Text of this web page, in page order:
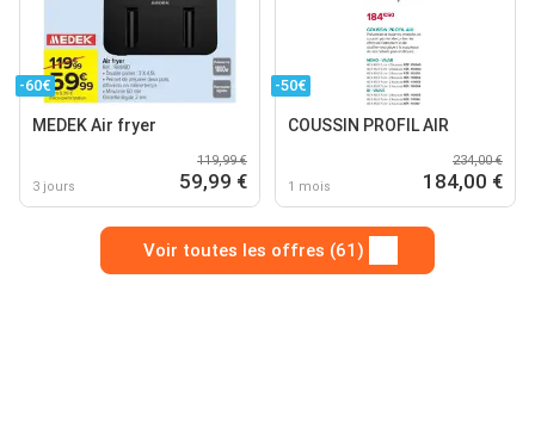
-60€
MEDEK Air fryer
3 jours
119,99 €
59,99 €
-50€
COUSSIN PROFIL AIR
1 mois
234,00 €
184,00 €
Voir toutes les offres (61)